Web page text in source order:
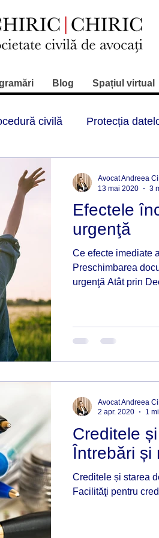
Blog Spațiul virtual
civilă Protecția
Reglementări Restrictii
Sport Stare
contract
Efectele
urgenţă
Ce efecte imediate
Preschimbarea
urgenţă Atât prin
Avocat Andreea
13 mai 2020
3
Creditele
Întrebări și
Creditele și starea
Facilităţi pentru
Avocat Andreea
2 apr. 2020
1